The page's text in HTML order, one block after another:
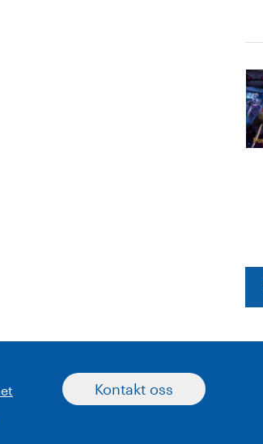
Kontakt oss